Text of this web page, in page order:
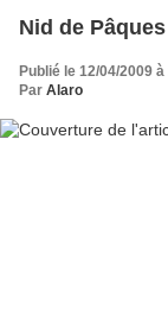
Nid de
Publié le 12/04/2009
Par Alaro